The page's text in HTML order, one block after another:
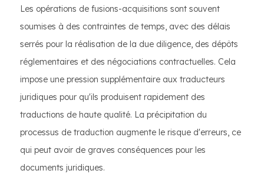
Les opérations de fusions-acquisitions sont souvent
soumises à des contraintes de temps, avec des délais
serrés pour la réalisation de la due diligence, des dépôts
réglementaires et des négociations contractuelles. Cela
impose une pression supplémentaire aux traducteurs
juridiques pour qu'ils produisent rapidement des
traductions de haute qualité. La précipitation du
processus de traduction augmente le risque d'erreurs, ce
qui peut avoir de graves conséquences pour les
documents juridiques.